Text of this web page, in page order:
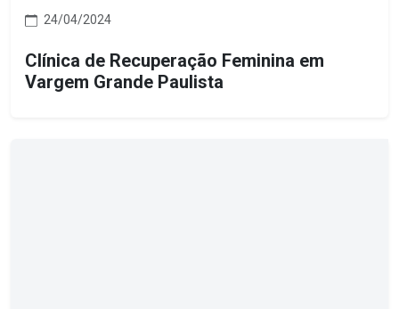
24/04/2024
Clínica de Recuperação Feminina em
Vargem Grande Paulista